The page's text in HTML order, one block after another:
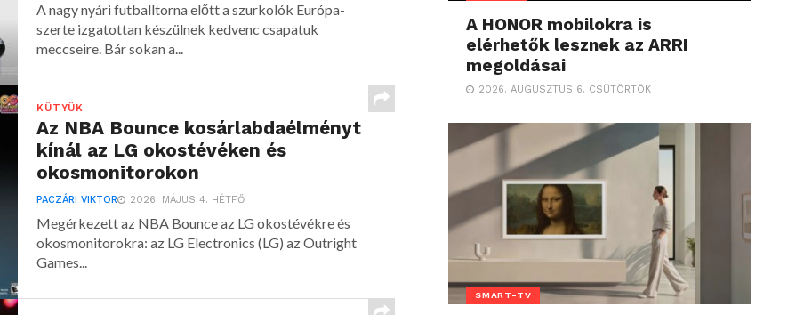
A nagy nyári futballtorna előtt a szurkolók Európa-
szerte izgatottan készülnek kedvenc csapatuk
meccseire. Bár sokan a...
KÜTYÜK
Az NBA Bounce kosárlabdaélményt
kínál az LG okostévéken és
okosmonitorokon
PACZÁRI VIKTOR 2026. MÁJUS 4. HÉTFŐ
Megérkezett az NBA Bounce az LG okostévékre és
okosmonitorokra: az LG Electronics (LG) az Outright
Games...
A HONOR mobilokra is
elérhetők lesznek az ARRI
megoldásai
2026. AUGUSZTUS 6. CSÜTÖRTÖK
SMART-TV